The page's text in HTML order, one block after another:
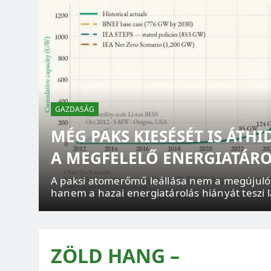
GAZDASÁG
MÉG PAKS KIESÉSÉT IS
A MEGFELELŐ
A paksi atomerőmű leállása nem a
hanem a hazai energiatárolás hiányát teszi
ZÖLD HANG –